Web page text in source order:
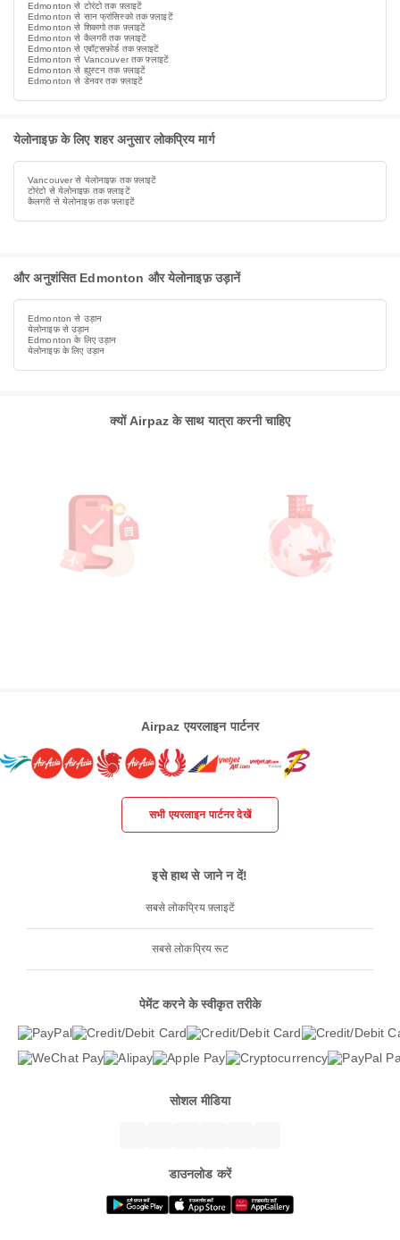
Edmonton से टोरंटो तक फ़्लाइटें
Edmonton से सान फ्रांसिस्को तक फ़्लाइटें
Edmonton से शिकागो तक फ़्लाइटें
Edmonton से कैलगरी तक फ़्लाइटें
Edmonton से एबॉट्सफ़ोर्ड तक फ़्लाइटें
Edmonton से Vancouver तक फ़्लाइटें
Edmonton से ह्युस्टन तक फ़्लाइटें
Edmonton से डेनवर तक फ़्लाइटें
येलोनाइफ़ के लिए शहर अनुसार लोकप्रिय मार्ग
Vancouver से येलोनाइफ़ तक फ़्लाइटें
टोरंटो से येलोनाइफ़ तक फ़्लाइटें
कैलगरी से येलोनाइफ़ तक फ़्लाइटें
और अनुशंसित Edmonton और येलोनाइफ़ उड़ानें
Edmonton से उड़ान
येलोनाइफ़ से उड़ान
Edmonton के लिए उड़ान
येलोनाइफ़ के लिए उड़ान
क्यों Airpaz के साथ यात्रा करनी चाहिए
Airpaz एयरलाइन पार्टनर
सभी एयरलाइन पार्टनर देखें
इसे हाथ से जाने न दें!
सबसे लोकप्रिय फ़्लाइटें
सबसे लोकप्रिय रूट
पेमेंट करने के स्वीकृत तरीके
सोशल मीडिया
डाउनलोड करें